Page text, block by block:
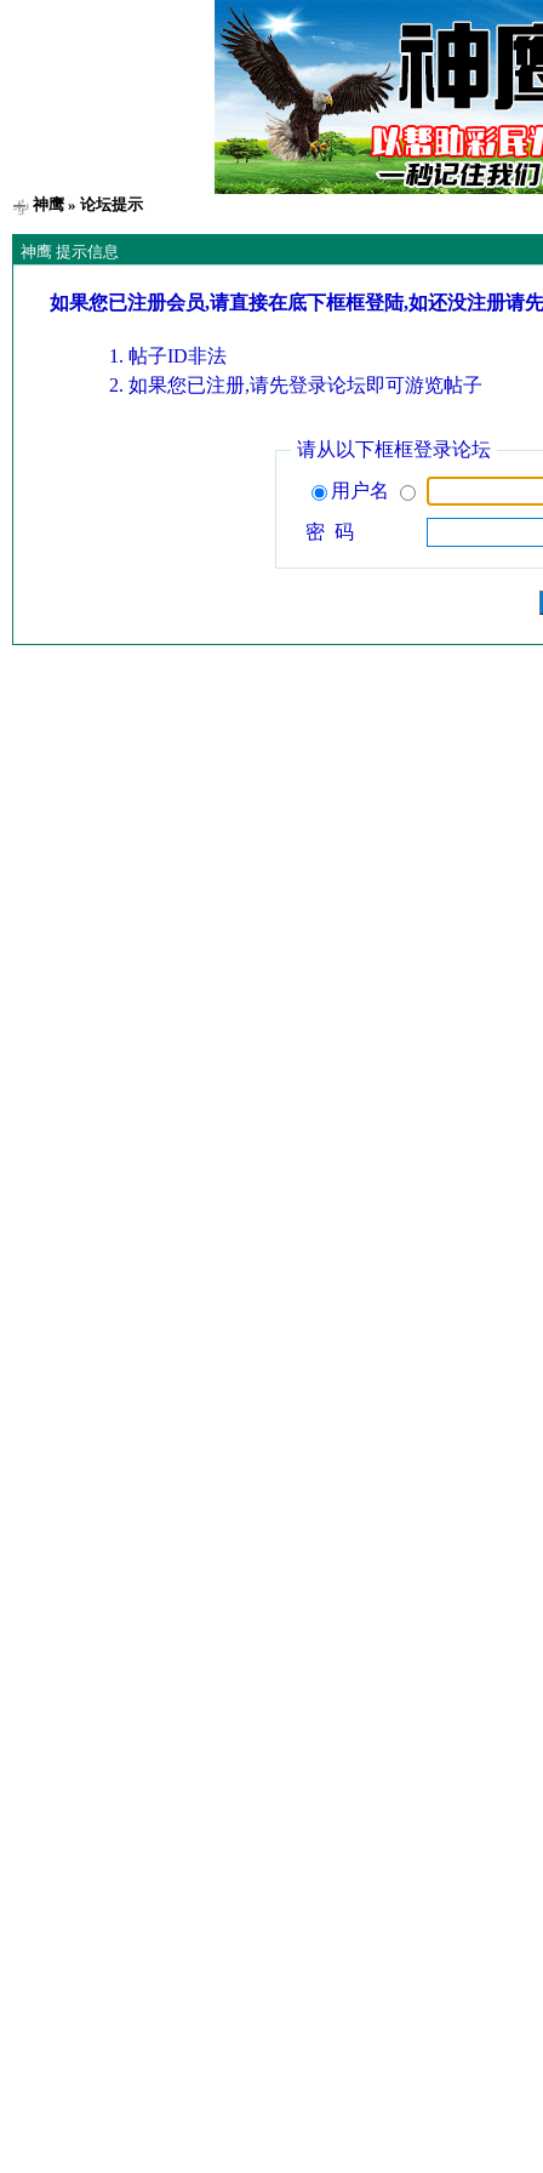
神鹰» 论坛提示
神鹰 提示信息
如果您已注册会员,请直接在底下框框登陆,如还没注册请
帖子ID非法
如果您已注册,请先登录论坛即可游览帖子
请从以下框框登录论坛
用户名
密 码